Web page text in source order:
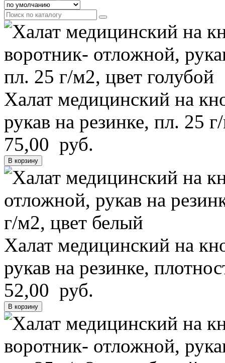
Халат медицинский на
рукав на резинке, пл. 25
75,00 руб.
В корзину
Халат медицинский на
рукав на резинке,
52,00 руб.
В корзину